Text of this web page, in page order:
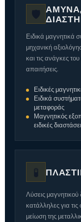
🛡️
Ειδικά μαγνητικά
μηχανική
και τις ανάγκες
απαιτήσεις.
Ειδικές
Ειδικά
μεταφοράς
Μαγνητικός
ειδικές
🧪
Λύσεις μαγνητικού
κατάλληλες για
μείωση της